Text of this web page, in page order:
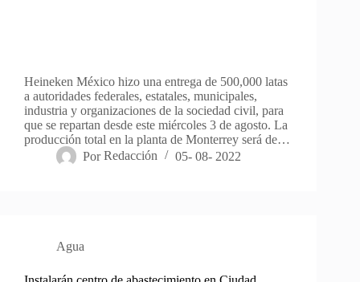
Heineken México hizo una entrega de 500,000 latas
a autoridades federales, estatales, municipales,
industria y organizaciones de la sociedad civil, para
que se repartan desde este miércoles 3 de agosto. La
producción total en la planta de Monterrey será de…
Por Redacción 05- 08- 2022
Agua